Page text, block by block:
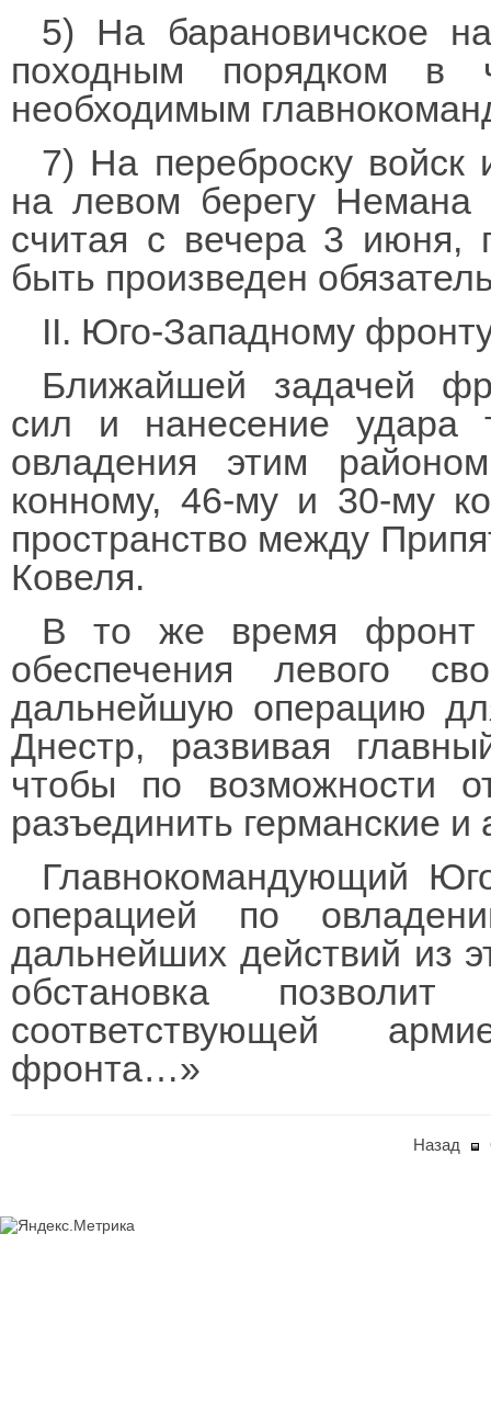
5) На барановичское
походным порядком в
необходимым
7) На переброску войск
на левом берегу Немана
считая с вечера 3 июня,
быть произведен
II. Юго-Западному
Ближайшей задачей
сил и нанесение
овладения этим
конному, 46-му и 30-му
пространство между
Ковеля.
В то же время фронт
обеспечения левого
дальнейшую операцию
Днестр, развивая
чтобы по возможности
разъединить германские и
Главнокомандующий
операцией по
дальнейших действий из
обстановка
соответствующей
фронта…»
Назад